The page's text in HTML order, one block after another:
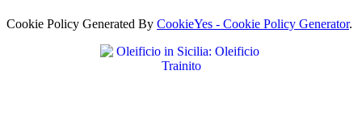
Cookie Policy Generated By CookieYes - Cookie Policy Generator.